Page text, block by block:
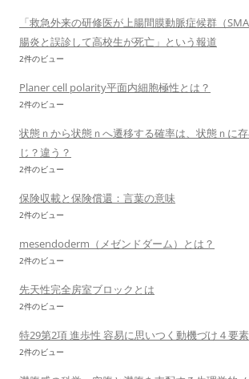
「救急外来の研修医が上腸間膜動脈症候群（
腸炎と誤診して高校生が死亡」という報道
2件のビュー
Planer cell polarity平面内細胞極性とは？
2件のビュー
状態ｎから状態ｎへ遷移する確率は、状態ｎに
じ？違う？
2件のビュー
保険収載と保険償還：言葉の意味
2件のビュー
mesendoderm（メゼンドダーム）とは？
2件のビュー
先天性完全房室ブロックとは
2件のビュー
特29第2項 進歩性 容易に思いつく動機づけ４要素
2件のビュー